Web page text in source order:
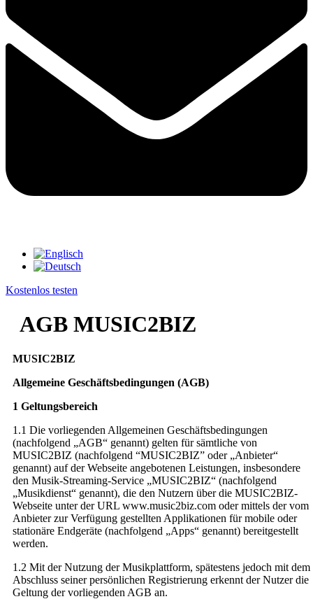
Kostenlos testen
AGB MUSIC2BIZ
MUSIC2BIZ
Allgemeine Geschäftsbedingungen (AGB)
1 Geltungsbereich
1.1 Die vorliegenden Allgemeinen Geschäftsbedingungen
(nachfolgend „AGB“ genannt) gelten für sämtliche von
MUSIC2BIZ (nachfolgend “MUSIC2BIZ” oder „Anbieter“
genannt) auf der Webseite angebotenen Leistungen, insbesondere
den Musik-Streaming-Service „MUSIC2BIZ“ (nachfolgend
„Musikdienst“ genannt), die den Nutzern über die MUSIC2BIZ-
Webseite unter der URL www.music2biz.com oder mittels der vom
Anbieter zur Verfügung gestellten Applikationen für mobile oder
stationäre Endgeräte (nachfolgend „Apps“ genannt) bereitgestellt
werden.
1.2 Mit der Nutzung der Musikplattform, spätestens jedoch mit dem
Abschluss seiner persönlichen Registrierung erkennt der Nutzer die
Geltung der vorliegenden AGB an.